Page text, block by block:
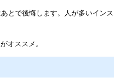
で後悔します。人が多いインス
オススメ。